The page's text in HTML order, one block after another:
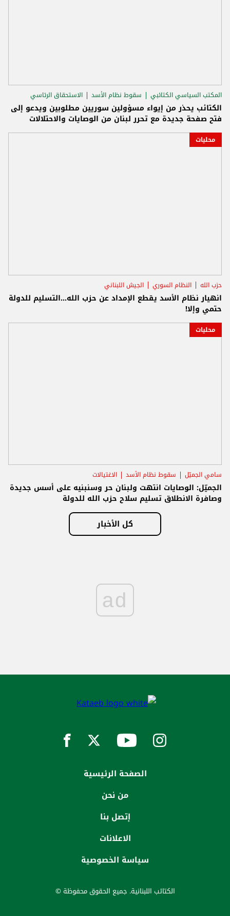
المكتب السياسي الكتائبي سقوط نظام الأسد الاستحقاق الرئاسي
الكتائب يحذر من إيواء مسؤولين سوريين مطلوبين ويدعو إلى
فتح صفحة جديدة مع تحرر لبنان من الوصايات والاحتلالات
محليات
حزب الله النظام السوري الجيش اللبناني
انهيار نظام الأسد يقطع الإمداد عن حزب الله...التسليم للدولة
حتمي وإلا!
محليات
سامي الجميّل سقوط نظام الأسد الاغتيالات
الجميّل: الوصايات انتهت ولبنان حر وسنبنيه على أسس جديدة
وصافرة الانطلاق تسليم سلاح حزب الله للدولة
كل الأخبار
ad
الصفحة الرئيسية
من نحن
إتصل بنا
الاعلانات
سياسة الخصوصية
الكتائب اللبنانية. جميع الحقوق محفوظة ©